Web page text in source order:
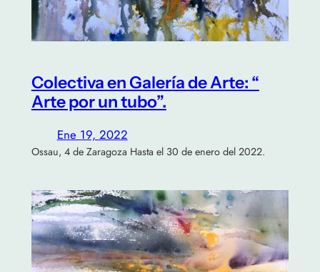
Colectiva en Galería de Arte: “
Arte por un tubo”.
Ene 19, 2022
Ossau, 4 de Zaragoza Hasta el 30 de enero del 2022.